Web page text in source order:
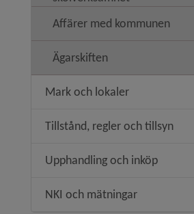
Affärer med kommunen
Ägarskiften
Mark och lokaler
Tillstånd, regler och tillsyn
Upphandling och inköp
NKI och mätningar